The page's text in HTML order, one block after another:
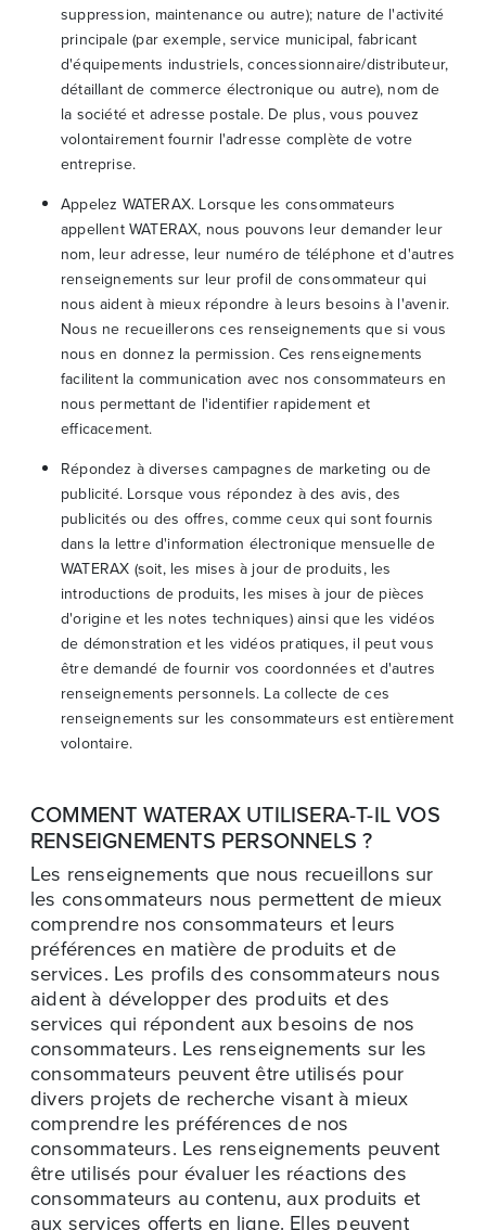
suppression, maintenance ou autre); nature de l'activité
principale (par exemple, service municipal, fabricant
d'équipements industriels, concessionnaire/distributeur,
détaillant de commerce électronique ou autre), nom de
la société et adresse postale. De plus, vous pouvez
volontairement fournir l'adresse complète de votre
entreprise.
Appelez WATERAX. Lorsque les consommateurs
appellent WATERAX, nous pouvons leur demander leur
nom, leur adresse, leur numéro de téléphone et d'autres
renseignements sur leur profil de consommateur qui
nous aident à mieux répondre à leurs besoins à l'avenir.
Nous ne recueillerons ces renseignements que si vous
nous en donnez la permission. Ces renseignements
facilitent la communication avec nos consommateurs en
nous permettant de l'identifier rapidement et
efficacement.
Répondez à diverses campagnes de marketing ou de
publicité. Lorsque vous répondez à des avis, des
publicités ou des offres, comme ceux qui sont fournis
dans la lettre d'information électronique mensuelle de
WATERAX (soit, les mises à jour de produits, les
introductions de produits, les mises à jour de pièces
d'origine et les notes techniques) ainsi que les vidéos
de démonstration et les vidéos pratiques, il peut vous
être demandé de fournir vos coordonnées et d'autres
renseignements personnels. La collecte de ces
renseignements sur les consommateurs est entièrement
volontaire.
COMMENT WATERAX UTILISERA-T-IL VOS
RENSEIGNEMENTS PERSONNELS ?
Les renseignements que nous recueillons sur
les consommateurs nous permettent de mieux
comprendre nos consommateurs et leurs
préférences en matière de produits et de
services. Les profils des consommateurs nous
aident à développer des produits et des
services qui répondent aux besoins de nos
consommateurs. Les renseignements sur les
consommateurs peuvent être utilisés pour
divers projets de recherche visant à mieux
comprendre les préférences de nos
consommateurs. Les renseignements peuvent
être utilisés pour évaluer les réactions des
consommateurs au contenu, aux produits et
aux services offerts en ligne. Elles peuvent